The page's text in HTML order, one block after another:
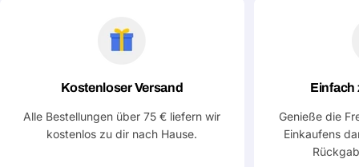
Kostenloser Versand
Alle Bestellungen über 75 € liefern wir
kostenlos zu dir nach Hause.
Einfach
Genieße die
Einkaufens